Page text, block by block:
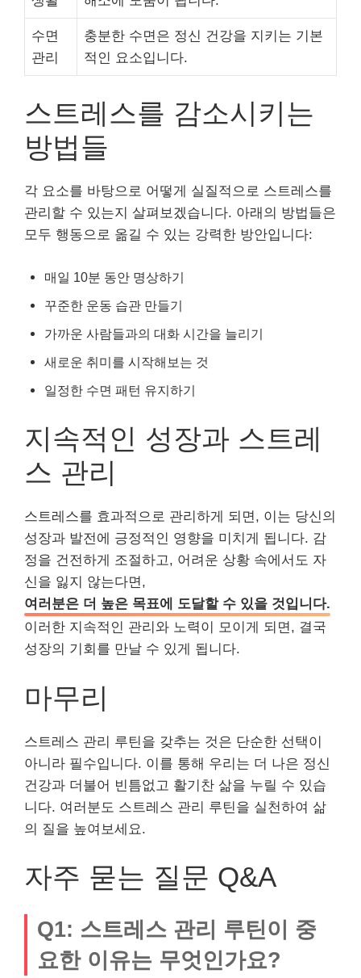
수면
관리
충분한 수면은 정신 건강을 지키는 기본
적인 요소입니다.
스트레스를 감소시키는
방법들
각 요소를 바탕으로 어떻게 실질적으로 스트레스를
관리할 수 있는지 살펴보겠습니다. 아래의 방법들은
모두 행동으로 옮길 수 있는 강력한 방안입니다:
매일 10분 동안 명상하기
꾸준한 운동 습관 만들기
가까운 사람들과의 대화 시간을 늘리기
새로운 취미를 시작해보는 것
일정한 수면 패턴 유지하기
지속적인 성장과 스트레
스 관리
스트레스를 효과적으로 관리하게 되면, 이는 당신의
성장과 발전에 긍정적인 영향을 미치게 됩니다. 감
정을 건전하게 조절하고, 어려운 상황 속에서도 자
신을 잃지 않는다면,
여러분은 더 높은 목표에 도달할 수 있을 것입니다.
이러한 지속적인 관리와 노력이 모이게 되면, 결국
성장의 기회를 만날 수 있게 됩니다.
마무리
스트레스 관리 루틴을 갖추는 것은 단순한 선택이
아니라 필수입니다. 이를 통해 우리는 더 나은 정신
건강과 더불어 빈틈없고 활기찬 삶을 누릴 수 있습
니다. 여러분도 스트레스 관리 루틴을 실천하여 삶
의 질을 높여보세요.
자주 묻는 질문 Q&A
Q1: 스트레스 관리 루틴이 중
요한 이유는 무엇인가요?